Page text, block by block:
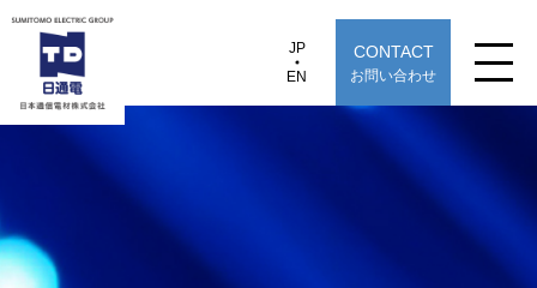
JP
EN
CONTACT
お問い合わせ
製品情報
EN